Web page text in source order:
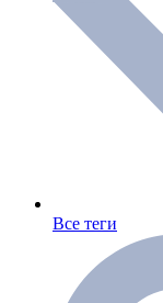
Все теги